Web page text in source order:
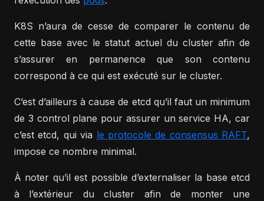
K8S n’aura de cesse de comparer le contenu de
cette base avec le statut actuel du cluster afin de
s’assurer en permanence que son contenu
correspond à ce qui est exécuté sur le cluster.
C’est d’ailleurs à cause de etcd qu’il faut un minimum
de 3 control plane pour assurer un service HA, car
c’est etcd, qui via le protocole de consensus RAFT,
impose ce nombre minimal.
À noter qu’il est possible d’externaliser la base etcd
à l’extérieur du cluster afin de monter une